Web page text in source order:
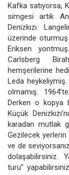
Kafka satıyorsa,
simgesi artık
Denizkızı.
üzerinde oturmuş
Eriksen
Carlsberg
hemşerilerine
Leda heykeliymiş.
olmamış.
Derken o kopya
Küçük
karadan mutlak
Gezilecek
ve de
dolaşabilirsiniz.
turu”